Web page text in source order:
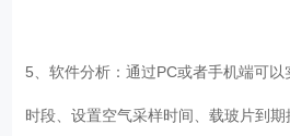
5、软件分析：通过PC或者手机端可
时段、设置空气采样时间、载玻片到